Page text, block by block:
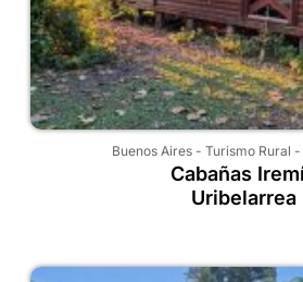
Buenos Aires - Turismo Rural -
Cabañas
Uribelarrea